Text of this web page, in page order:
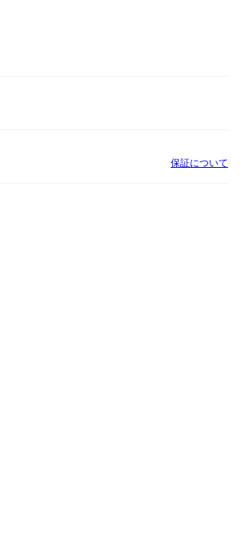
保証について